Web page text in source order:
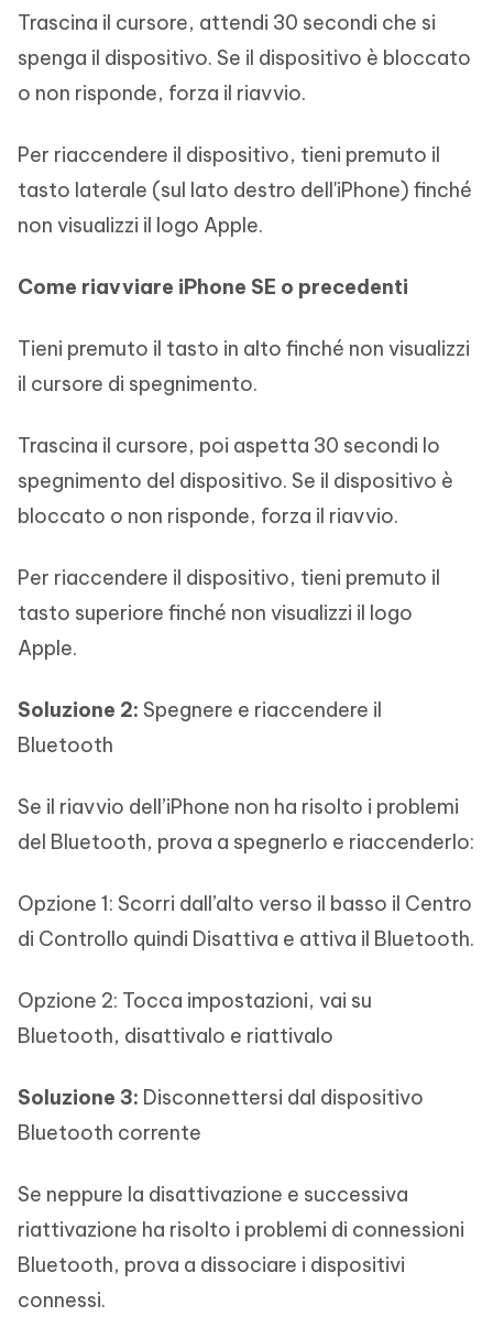
Trascina il cursore, attendi 30 secondi che si
spenga il dispositivo. Se il dispositivo è bloccato
o non risponde, forza il riavvio.
Per riaccendere il dispositivo, tieni premuto il
tasto laterale (sul lato destro dell'iPhone) finché
non visualizzi il logo Apple.
Come riavviare iPhone SE o precedenti
Tieni premuto il tasto in alto finché non visualizzi
il cursore di spegnimento.
Trascina il cursore, poi aspetta 30 secondi lo
spegnimento del dispositivo. Se il dispositivo è
bloccato o non risponde, forza il riavvio.
Per riaccendere il dispositivo, tieni premuto il
tasto superiore finché non visualizzi il logo
Apple.
Soluzione 2: Spegnere e riaccendere il
Bluetooth
Se il riavvio dell’iPhone non ha risolto i problemi
del Bluetooth, prova a spegnerlo e riaccenderlo:
Opzione 1: Scorri dall’alto verso il basso il Centro
di Controllo quindi Disattiva e attiva il Bluetooth.
Opzione 2: Tocca impostazioni, vai su
Bluetooth, disattivalo e riattivalo
Soluzione 3: Disconnettersi dal dispositivo
Bluetooth corrente
Se neppure la disattivazione e successiva
riattivazione ha risolto i problemi di connessioni
Bluetooth, prova a dissociare i dispositivi
connessi.